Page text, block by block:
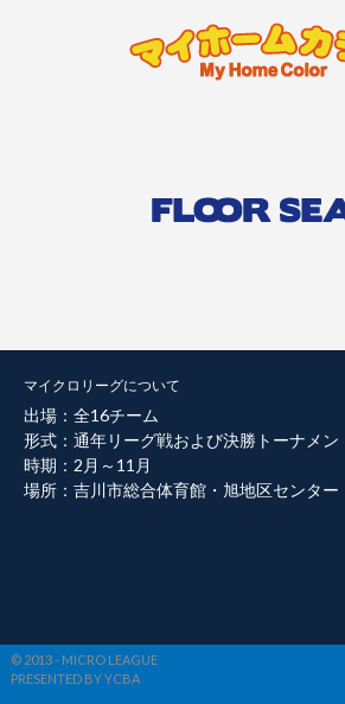
マイクロリーグについて
出場：全16チーム
形式：通年リーグ戦および決勝トーナメン
時期：2月～11月
場所：吉川市総合体育館・旭地区センター
© 2013 - MICRO LEAGUE
PRESENTED BY YCBA